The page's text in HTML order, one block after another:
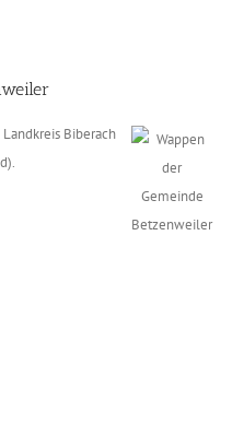
Biberach